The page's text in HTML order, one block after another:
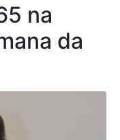
na
da